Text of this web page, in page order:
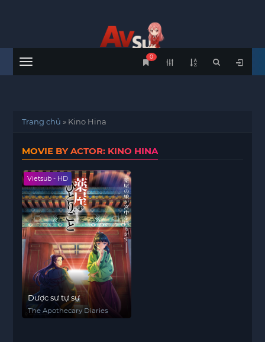
Menu
0
Trang chủ » Kino Hina
MOVIE BY ACTOR: KINO HINA
Vietsub - HD
Dược sư tự sự
The Apothecary Diaries